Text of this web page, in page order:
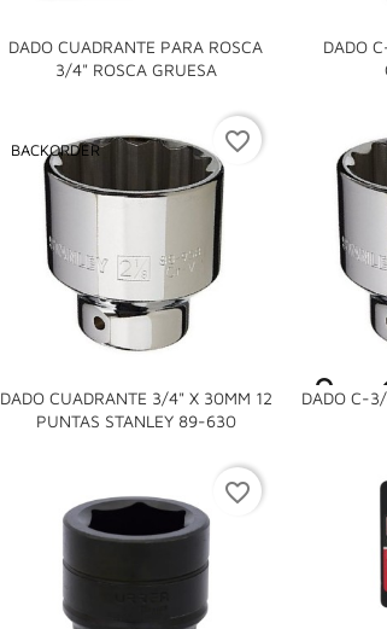
DADO CUADRANTE PARA ROSCA
3/4" ROSCA GRUESA

DADO
DADO CUADRANTE 3/4" X 30MM 12
PUNTAS STANLEY 89-630
BACKORDER

favorite_border
DADO C-
favorite_border